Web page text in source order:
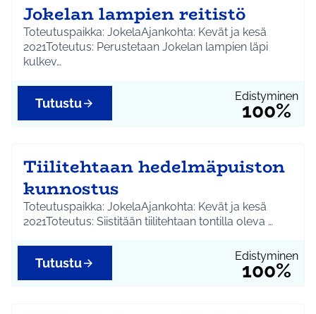
Jokelan lampien reitistö
Toteutuspaikka: JokelaAjankohta: Kevät ja kesä
2021Toteutus: Perustetaan Jokelan lampien läpi
kulkev…
Edistyminen
100%
Tutustu
Tiilitehtaan hedelmäpuiston
kunnostus
Toteutuspaikka: JokelaAjankohta: Kevät ja kesä
2021Toteutus: Siistitään tiilitehtaan tontilla oleva …
Edistyminen
100%
Tutustu